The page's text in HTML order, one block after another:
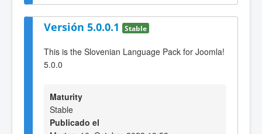
Versión 5.0.0.1 Stable
This is the Slovenian Language Pack for Joomla!
5.0.0
Maturity
Stable
Publicado el